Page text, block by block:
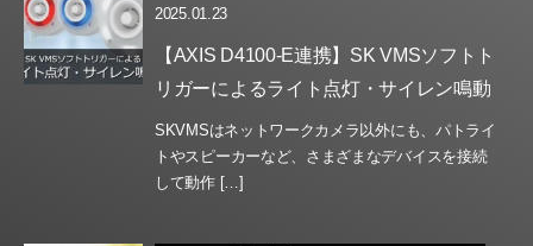
2025.01.23
【AXIS D4100-E連携】SK VMSソフトト
リガーによるライト点灯・サイレン鳴動
SKVMSはネットワークカメラ以外にも、パトライ
トやスピーカーなど、さまざまなデバイスを接続
して動作 […]